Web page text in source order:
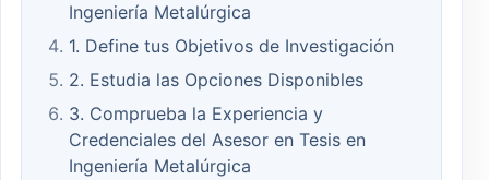
Ingeniería Metalúrgica
1. Define tus Objetivos de Investigación
2. Estudia las Opciones Disponibles
3. Comprueba la Experiencia y
Credenciales del Asesor en Tesis en
Ingeniería Metalúrgica